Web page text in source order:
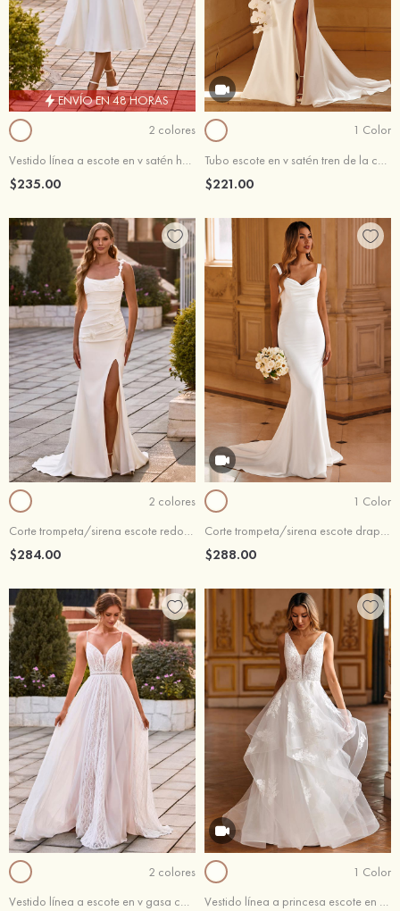
ENVÍO EN 48 HORAS
2 colores
Vestido línea a escote en v satén hasta la tibia vestido de novia
$235.00
1 Color
Tubo escote en v satén tren de la corte vestido de novia
$221.00
2 colores
Corte trompeta/sirena escote redondo crepé elástico cola de corte vestido de novia
$284.00
1 Color
Corte trompeta/sirena escote drapeado satén tren de la corte vestido de novia
$288.00
2 colores
Vestido línea a escote en v gasa cola de corte vestido de novia
1 Color
Vestido línea a princesa escote en v tul cepillo tren vestido de novia